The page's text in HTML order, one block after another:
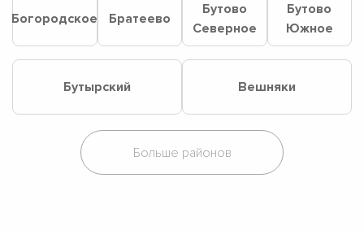
Богородское Братеево
Бутово
Северное
Бутово
Южное
Бутырский Вешняки